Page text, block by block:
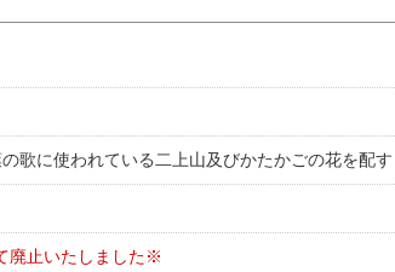
歌に使われている二上山及びかたかごの花を配す
廃止いたしました※